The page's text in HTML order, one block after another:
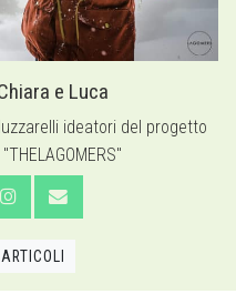
e Luca
ideatori del progetto